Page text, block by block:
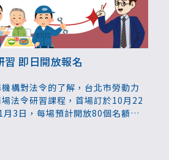
即日開放報名
構對法令的了解，台北市勞動力
法令研習課程，首場訂於10月22
月3日，每場預計開放80個名額，